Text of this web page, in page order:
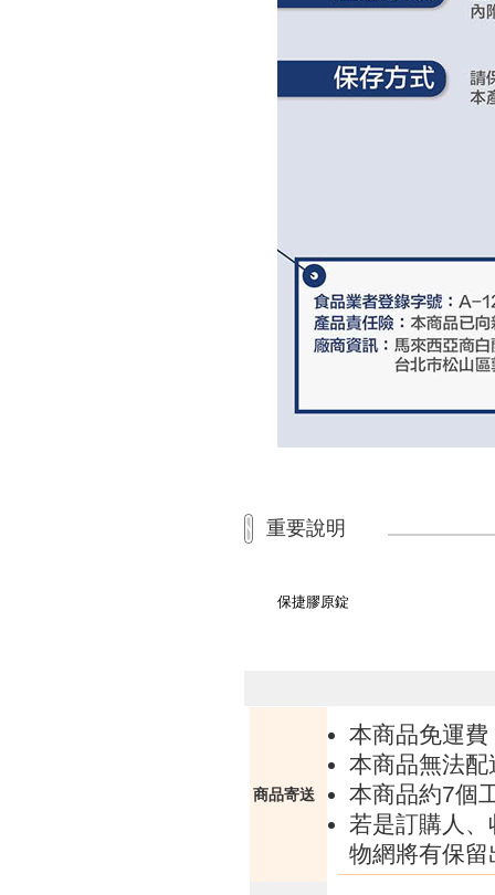
重要說明
保捷膠原錠
商品寄送
本商品免運
本商品無法配
本商品約7個
若是訂購人
物網將有保